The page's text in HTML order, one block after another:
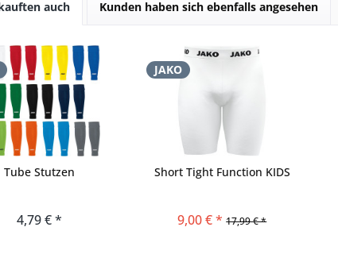
auch Kunden haben sich ebenfalls angesehen
Tube Stutzen
4,79 € *
JAKO
Short Tight Function KIDS
9,00 € * 17,99 € *